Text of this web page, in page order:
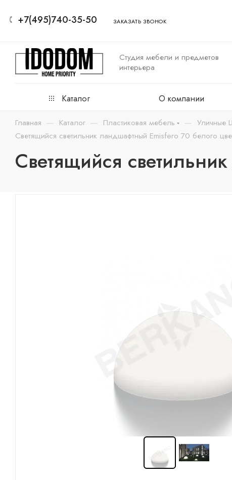
+7(495)740-35-50 ЗАКАЗАТЬ ЗВОНОК
Студия мебели и предметов
интерьера
Каталог О компании
Главная — Каталог — Пластиковая мебель — Уличные
Светящийся светильник ландшафтный Emisfero 70 белого
Светящийся